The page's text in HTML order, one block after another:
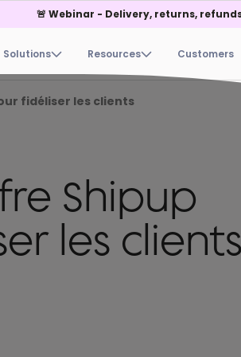
🚨 Webinar - Delivery, returns,
Solutions Resources Customers
fidéliser les clients
Shipup
les clients